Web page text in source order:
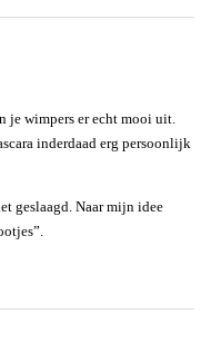
je wimpers er echt mooi uit.
inderdaad erg persoonlijk
geslaagd. Naar mijn idee